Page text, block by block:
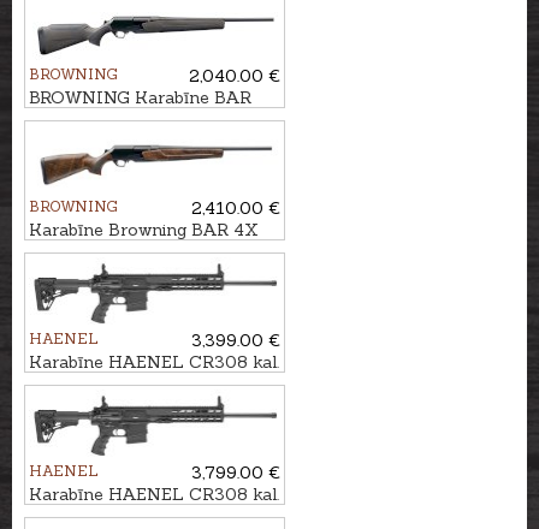
BROWNING
2,040.00 €
BROWNING Karabīne BAR
4X Hunter Brown/Black kal.
.30-06 M14x1
BROWNING
2,410.00 €
Karabīne Browning BAR 4X
Hunter Bavarian GR3 kal. .30-
06 M14x1
HAENEL
3,399.00 €
Karabīne HAENEL CR308 kal.
.308Win. 420mm
HAENEL
3,799.00 €
Karabīne HAENEL CR308 kal.
.308Win. 510mm ar Match